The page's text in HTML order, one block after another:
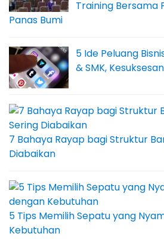
Training Bersama
Panas Bumi
5 Ide Peluang
& SMK,
7 Bahaya Rayap bagi Struktur
Diabaikan
5 Tips Memilih Sepatu yang
Kebutuhan